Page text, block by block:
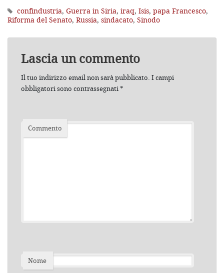
confindustria, Guerra in Siria, iraq, Isis, papa Francesco,
Riforma del Senato, Russia, sindacato, Sinodo
Lascia un commento
Il tuo indirizzo email non sarà pubblicato. I campi
obbligatori sono contrassegnati*
Commento
Nome